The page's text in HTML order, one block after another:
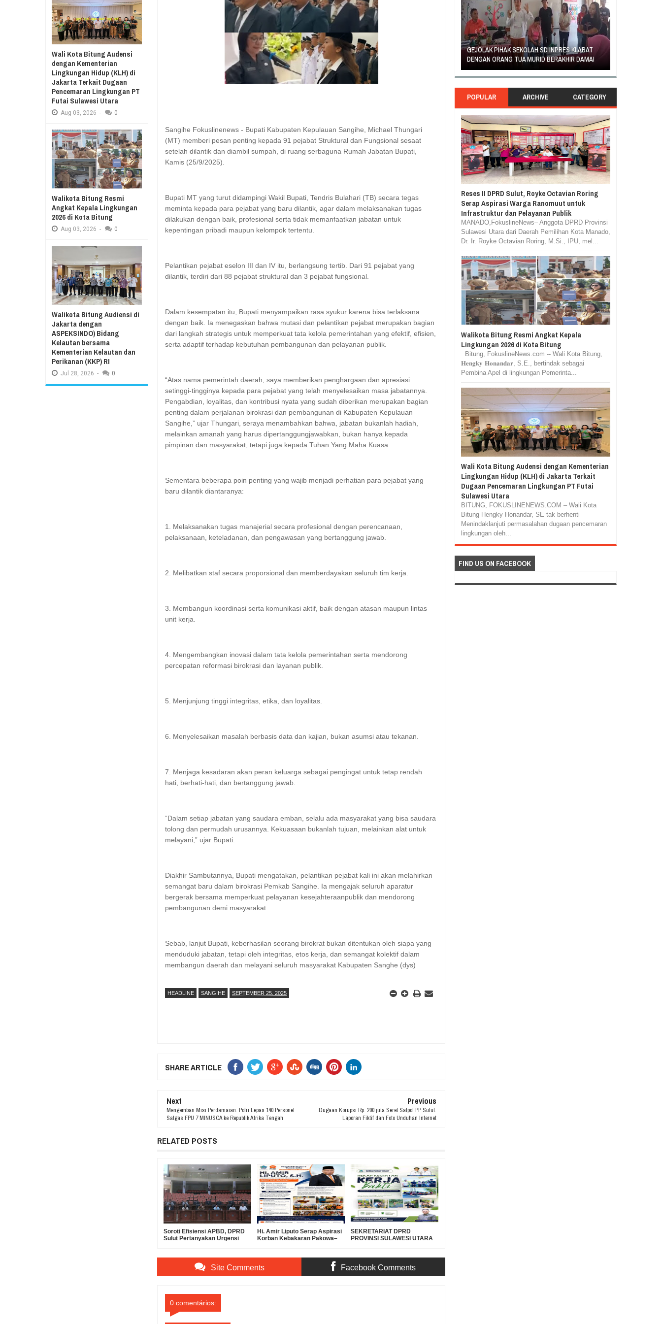
Aug
RESES II 2026, EUGENIE MANTIRI SERAP ASPIRASI WARGA MANEMBO-NEMBO
Aug
Sangihe Fokuslinenews - Bupati Kabupaten Kepulauan Sangihe, Michael Thungari
(MT) memberi pesan penting kepada 91 pejabat Struktural dan Fungsional sesaat
setelah dilantik dan diambil sumpah, di ruang serbaguna Rumah Jabatan Bupati,
Kamis (25/9/2025).
Bupati MT yang turut didampingi Wakil Bupati, Tendris Bulahari (TB) secara tegas
meminta kepada para pejabat yang baru dilantik, agar dalam melaksanakan tugas
dilakukan dengan baik, profesional serta tidak memanfaatkan jabatan untuk
kepentingan pribadi maupun kelompok tertentu.
Pelantikan pejabat eselon III dan IV itu, berlangsung tertib. Dari 91 pejabat yang
dilantik, terdiri dari 88 pejabat struktural dan 3 pejabat fungsional.
Dalam kesempatan itu, Bupati menyampaikan rasa syukur karena bisa terlaksana
dengan baik. Ia menegaskan bahwa mutasi dan pelantikan pejabat merupakan bagian
dari langkah strategis untuk memperkuat tata kelola pemerintahan yang efektif, efisien,
serta adaptif terhadap kebutuhan pembangunan dan pelayanan publik.
“Atas nama pemerintah daerah, saya memberikan penghargaan dan apresiasi
setinggi-tingginya kepada para pejabat yang telah menyelesaikan masa jabatannya.
Pengabdian, loyalitas, dan kontribusi nyata yang sudah diberikan merupakan bagian
penting dalam perjalanan birokrasi dan pembangunan di Kabupaten Kepulauan
Sangihe,” ujar Thungari, seraya menambahkan bahwa, jabatan bukanlah hadiah,
melainkan amanah yang harus dipertanggungjawabkan, bukan hanya kepada
pimpinan dan masyarakat, tetapi juga kepada Tuhan Yang Maha Kuasa.
Sementara beberapa poin penting yang wajib menjadi perhatian para pejabat yang
baru dilantik diantaranya:
1. Melaksanakan tugas manajerial secara profesional dengan perencanaan,
pelaksanaan, keteladanan, dan pengawasan yang bertanggung jawab.
2. Melibatkan staf secara proporsional dan memberdayakan seluruh tim kerja.
3. Membangun koordinasi serta komunikasi aktif, baik dengan atasan maupun lintas
unit kerja.
4. Mengembangkan inovasi dalam tata kelola pemerintahan serta mendorong
percepatan reformasi birokrasi dan layanan publik.
5. Menjunjung tinggi integritas, etika, dan loyalitas.
6. Menyelesaikan masalah berbasis data dan kajian, bukan asumsi atau tekanan.
7. Menjaga kesadaran akan peran keluarga sebagai pengingat untuk tetap rendah
hati, berhati-hati, dan bertanggung jawab.
“Dalam setiap jabatan yang saudara emban, selalu ada masyarakat yang bisa saudara
tolong dan permudah urusannya. Kekuasaan bukanlah tujuan, melainkan alat untuk
melayani,” ujar Bupati.
Diakhir Sambutannya, Bupati mengatakan, pelantikan pejabat kali ini akan melahirkan
semangat baru dalam birokrasi Pemkab Sangihe. Ia mengajak seluruh aparatur
bergerak bersama memperkuat pelayanan kesejahteraanpublik dan mendorong
pembangunan demi masyarakat.
Sebab, lanjut Bupati, keberhasilan seorang birokrat bukan ditentukan oleh siapa yang
menduduki jabatan, tetapi oleh integritas, etos kerja, dan semangat kolektif dalam
membangun daerah dan melayani seluruh masyarakat Kabupaten Sanghe (dys)
HEADLINE SANGIHE SEPTEMBER 25, 2025
SHARE ARTICLE
Next
Mengemban Misi Perdamaian: Polri Lepas 140 Personel
Satgas FPU 7 MINUSCA ke Republik Afrika Tengah
Previous
Dugaan Korupsi Rp. 200 juta Seret Satpol PP Sulut:
Laporan Fiktif dan Foto Unduhan Internet
RELATED POSTS
Soroti Efisiensi APBD, DPRD
Sulut Pertanyakan Urgensi
Hi. Amir Liputo Serap Aspirasi
Korban Kebakaran Pakowa–
SEKRETARIAT DPRD
PROVINSI SULAWESI UTARA
LINGKUNGAN BERSIH DAN
LESTARI
Site Comments Facebook Comments
0 comentários:
Wali Kota Bitung Audensi
dengan Kementerian
Lingkungan Hidup (KLH) di
Jakarta Terkait Dugaan
Pencemaran Lingkungan PT
Futai Sulawesi Utara
Aug 03, 2026 - 0
Walikota Bitung Resmi
Angkat Kepala Lingkungan
2026 di Kota Bitung
Aug 03, 2026 - 0
Walikota Bitung Audiensi di
Jakarta dengan
ASPEKSINDO) Bidang
Kelautan bersama
Kementerian Kelautan dan
Perikanan (KKP) RI
Jul 28, 2026 - 0
SAMBUT HUT KE-78 TAHUN RI, SD GMIM 5
MANADO GELAR JALAN SEHAT PROGRAM
KURIKULUM MERDEKA BELAJAR
SDN 10 TUBABA GELAR KEGIATAN PENGUATAN
PILAR PANCASILA
GEJOLAK PIHAK SEKOLAH SD INPRES KLABAT
DENGAN ORANG TUA MURID BERAKHIR DAMAI
POPULAR ARCHIVE CATEGORY
Reses II DPRD Sulut, Royke Octavian Roring
Serap Aspirasi Warga Ranomuut untuk
Infrastruktur dan Pelayanan Publik
MANADO,FokuslineNews– Anggota DPRD Provinsi
Sulawesi Utara dari Daerah Pemilihan Kota Manado,
Dr. Ir. Royke Octavian Roring, M.Si., IPU, mel...
Walikota Bitung Resmi Angkat Kepala
Lingkungan 2026 di Kota Bitung
Bitung, FokuslineNews.com -- Wali Kota Bitung,
𝐇𝐞𝐧𝐠𝐤𝐲 𝐇𝐨𝐧𝐚𝐧𝐝𝐚𝐫, S.E., bertindak sebagai
Pembina Apel di lingkungan Pemerinta...
Wali Kota Bitung Audensi dengan Kementerian
Lingkungan Hidup (KLH) di Jakarta Terkait
Dugaan Pencemaran Lingkungan PT Futai
Sulawesi Utara
BITUNG, FOKUSLINENEWS.COM – Wali Kota
Bitung Hengky Honandar, SE tak berhenti
Menindaklanjuti permasalahan dugaan pencemaran
lingkungan oleh...
FIND US ON FACEBOOK